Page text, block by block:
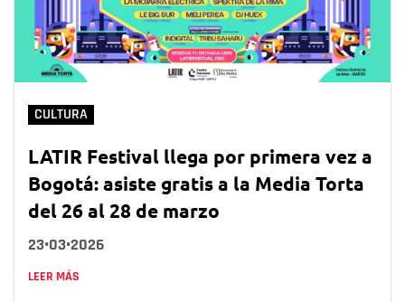
CULTURA
LATIR Festival llega por primera vez a
Bogotá: asiste gratis a la Media Torta
del 26 al 28 de marzo
23•03•2026
LEER MÁS